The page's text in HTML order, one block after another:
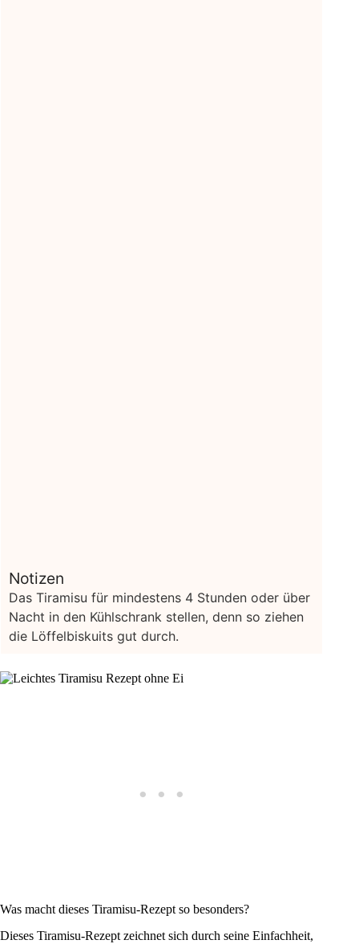
Notizen
Das Tiramisu für mindestens 4 Stunden oder über
Nacht in den Kühlschrank stellen, denn so ziehen
die Löffelbiskuits gut durch.
Was macht dieses Tiramisu-Rezept so besonders?
Dieses Tiramisu-Rezept zeichnet sich durch seine Einfachheit,